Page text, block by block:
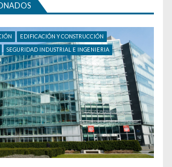
EDIFICACIÓN Y CONSTRUCCIÓN
SEGURIDAD INDUSTRIAL E INGENIERIA